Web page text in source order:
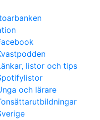
listor och tips
och lärare